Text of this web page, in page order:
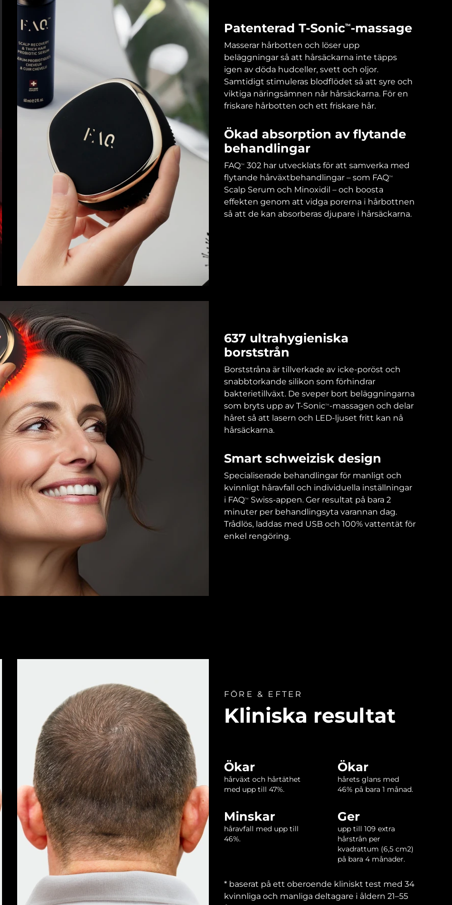
Patenterad T-SonicTM-massage
Masserar hårbotten och löser upp
beläggningar så att hårsäckarna inte täpps
igen av döda hudceller, svett och oljor.
Samtidigt stimuleras blodflödet så att syre och
viktiga näringsämnen når hårsäckarna. För en
friskare hårbotten och ett friskare hår.
Ökad absorption av flytande
behandlingar
FAQTM
302 har utvecklats för att samverka med
flytande hårväxtbehandlingar – som FAQTM
Scalp Serum och Minoxidil – och boosta
effekten genom att vidga porerna i hårbottnen
så att de kan absorberas djupare i hårsäckarna.
637 ultrahygieniska
borststrån
Borststråna är tillverkade av icke-poröst och
snabbtorkande silikon som förhindrar
bakterietillväxt. De sveper bort beläggningarna
som bryts upp av T-SonicTM -massagen och delar
håret så att lasern och LED-ljuset fritt kan nå
hårsäckarna.
Smart schweizisk design
Specialiserade behandlingar för manligt och
kvinnligt håravfall och individuella inställningar
i FAQTM
Swiss-appen. Ger resultat på bara 2
minuter per behandlingsyta varannan dag.
Trådlös, laddas med USB och 100% vattentät för
enkel rengöring.
FÖRE & EFTER
Kliniska resultat
Ökar
hårväxt och hårtäthet
med upp till 47%.
Ökar
hårets glans med
46% på bara 1 månad.
Minskar
håravfall med upp till
46%.
Ger
upp till 109 extra
hårstrån per
kvadrattum (6,5 cm2)
på bara 4 månader.
‌* baserat på ett oberoende kliniskt test med 34
kvinnliga och manliga deltagare i åldern 21–55